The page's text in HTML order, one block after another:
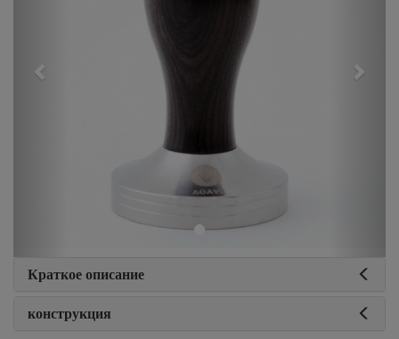
Краткое описание
конструкция